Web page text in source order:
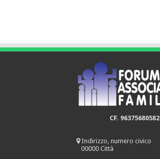
CF. 96375680582
Indirizzo, numero civico
00000 Città